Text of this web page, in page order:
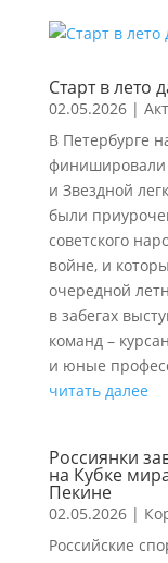
Старт в лето
02.05.2026|
В Петербурге
финишировали
и Звездной
были
советского
войне, и
очередной
в забегах
команд –
и юные
читать далее
Россиянки
на Кубке
Пекине
02.05.2026|
Российские